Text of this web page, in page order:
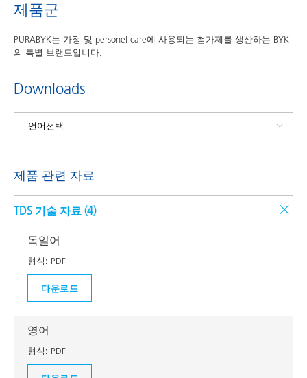
제품군
PURABYK는 가정 및 personel care에 사용되는 첨가제를 생산하는 BYK
의 특별 브랜드입니다.
Downloads
제품 관련 자료
TDS 기술 자료 (4)
독일어
형식: PDF
다운로드
영어
형식: PDF